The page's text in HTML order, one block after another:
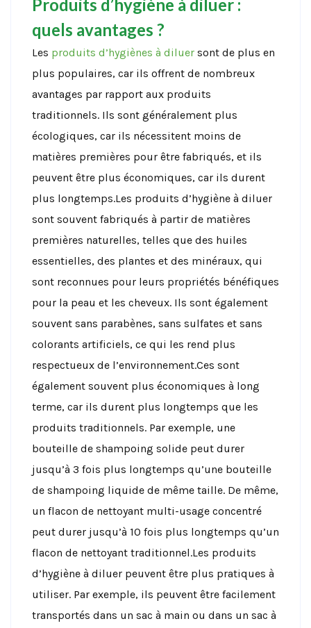
Produits d’hygiène à diluer :
quels avantages ?
Les produits d’hygiènes à diluer sont de plus en
plus populaires, car ils offrent de nombreux
avantages par rapport aux produits
traditionnels. Ils sont généralement plus
écologiques, car ils nécessitent moins de
matières premières pour être fabriqués, et ils
peuvent être plus économiques, car ils durent
plus longtemps.Les produits d’hygiène à diluer
sont souvent fabriqués à partir de matières
premières naturelles, telles que des huiles
essentielles, des plantes et des minéraux, qui
sont reconnues pour leurs propriétés bénéfiques
pour la peau et les cheveux. Ils sont également
souvent sans parabènes, sans sulfates et sans
colorants artificiels, ce qui les rend plus
respectueux de l’environnement.Ces sont
également souvent plus économiques à long
terme, car ils durent plus longtemps que les
produits traditionnels. Par exemple, une
bouteille de shampoing solide peut durer
jusqu’à 3 fois plus longtemps qu’une bouteille
de shampoing liquide de même taille. De même,
un flacon de nettoyant multi-usage concentré
peut durer jusqu’à 10 fois plus longtemps qu’un
flacon de nettoyant traditionnel.Les produits
d’hygiène à diluer peuvent être plus pratiques à
utiliser. Par exemple, ils peuvent être facilement
transportés dans un sac à main ou dans un sac à